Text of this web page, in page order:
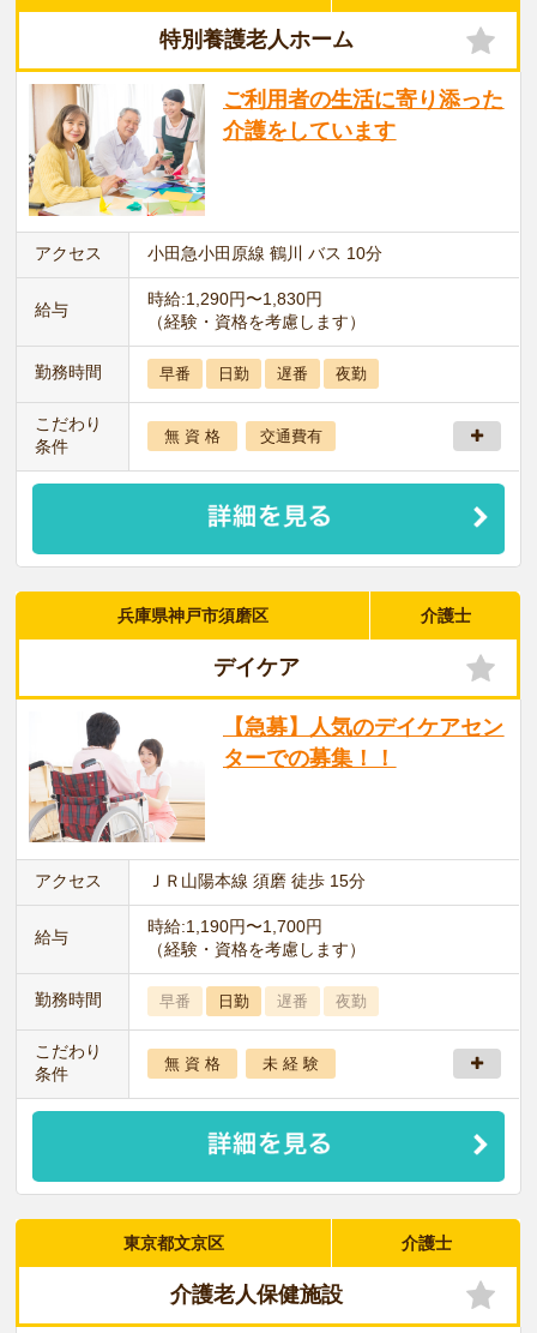
特別養護老人ホーム
ご利用者の生活に寄り添った
介護をしています
アクセス 小田急小田原線 鶴川 バス 10分
給与
時給:1,290円〜1,830円
（経験・資格を考慮します）
勤務時間 早番 日勤 遅番 夜勤
こだわり
条件
無 資 格 交通費有
兵庫県神戸市須磨区 介護士
デイケア
【急募】人気のデイケアセン
ターでの募集！！
アクセス ＪＲ山陽本線 須磨 徒歩 15分
給与
時給:1,190円〜1,700円
（経験・資格を考慮します）
勤務時間 早番 日勤 遅番 夜勤
こだわり
条件
無 資 格 未 経 験
東京都文京区 介護士
介護老人保健施設